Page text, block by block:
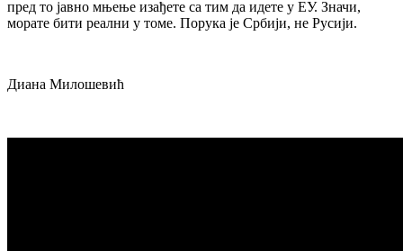
пред то јавно мњење изађете са тим да идете у ЕУ. Значи,
морате бити реални у томе. Порука је Србији, не Русији.
Диана Милошевић